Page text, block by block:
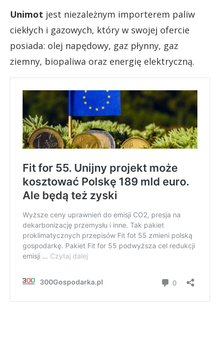
Unimot jest niezależnym importerem paliw
ciekłych i gazowych, który w swojej ofercie
posiada: olej napędowy, gaz płynny, gaz
ziemny, biopaliwa oraz energię elektryczną.